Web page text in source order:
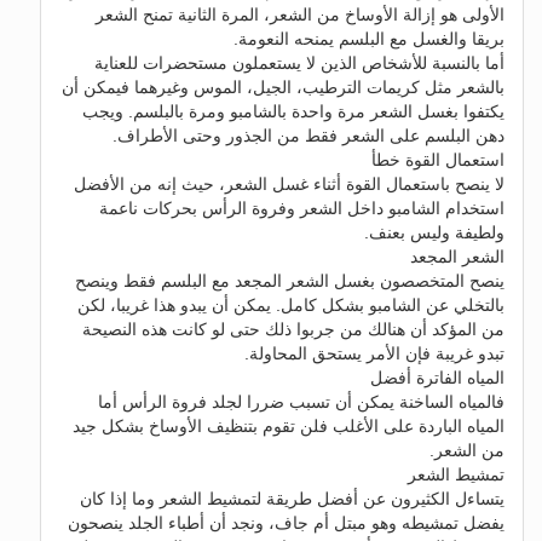
الأولى هو إزالة الأوساخ من الشعر، المرة الثانية تمنح الشعر
بريقا والغسل مع البلسم يمنحه النعومة.
أما بالنسبة للأشخاص الذين لا يستعملون مستحضرات للعناية
بالشعر مثل كريمات الترطيب، الجيل، الموس وغيرهما فيمكن أن
يكتفوا بغسل الشعر مرة واحدة بالشامبو ومرة بالبلسم. ويجب
دهن البلسم على الشعر فقط من الجذور وحتى الأطراف.
استعمال القوة خطأ
لا ينصح باستعمال القوة أثناء غسل الشعر، حيث إنه من الأفضل
استخدام الشامبو داخل الشعر وفروة الرأس بحركات ناعمة
ولطيفة وليس بعنف.
الشعر المجعد
ينصح المتخصصون بغسل الشعر المجعد مع البلسم فقط وينصح
بالتخلي عن الشامبو بشكل كامل. يمكن أن يبدو هذا غريبا، لكن
من المؤكد أن هنالك من جربوا ذلك حتى لو كانت هذه النصيحة
تبدو غريبة فإن الأمر يستحق المحاولة.
المياه الفاترة أفضل
فالمياه الساخنة يمكن أن تسبب ضررا لجلد فروة الرأس أما
المياه الباردة على الأغلب فلن تقوم بتنظيف الأوساخ بشكل جيد
من الشعر.
تمشيط الشعر
يتساءل الكثيرون عن أفضل طريقة لتمشيط الشعر وما إذا كان
يفضل تمشيطه وهو مبتل أم جاف، ونجد أن أطباء الجلد ينصحون